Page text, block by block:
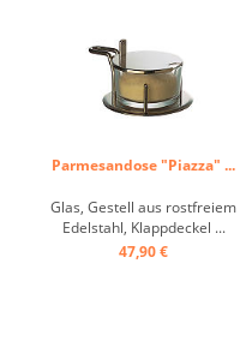
Parmesandose "Piazza" ...
Glas, Gestell aus rostfreiem
Edelstahl, Klappdeckel ...
47,90 €